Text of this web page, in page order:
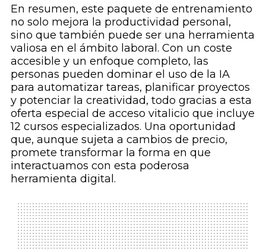
En resumen, este paquete de entrenamiento
no solo mejora la productividad personal,
sino que también puede ser una herramienta
valiosa en el ámbito laboral. Con un coste
accesible y un enfoque completo, las
personas pueden dominar el uso de la IA
para automatizar tareas, planificar proyectos
y potenciar la creatividad, todo gracias a esta
oferta especial de acceso vitalicio que incluye
12 cursos especializados. Una oportunidad
que, aunque sujeta a cambios de precio,
promete transformar la forma en que
interactuamos con esta poderosa
herramienta digital.